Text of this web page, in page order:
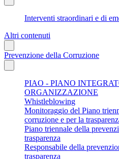
Interventi straordinari e di
Altri contenuti
Prevenzione della Corruzione
PIAO - PIANO
ORGANIZZAZIONE
Whistleblowing
Monitoraggio del Piano
corruzione e per la
Piano triennale della
trasparenza
Responsabile della
trasparenza